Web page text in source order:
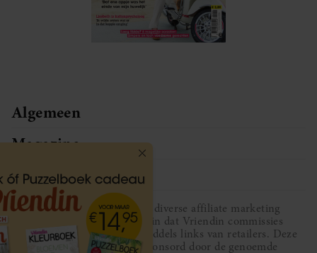
Algemeen
Magazine
Service
Vriendin participeert in diverse affiliate marketing
programma’s, dat houdt in dat Vriendin commissies
ontvangt voor aankopen middels links van retailers. Deze
website wordt niet gesponsord door de genoemde